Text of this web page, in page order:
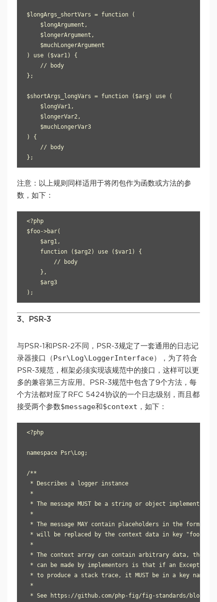
$longArgs_shortVars = function (
    $longArgument,
    $longerArgument,
    $muchLongerArgument
) use ($var1) {
    // body
};
$shortArgs_longVars = function ($arg) use (
    $longVar1,
    $longerVar2,
    $muchLongerVar3
) {
    // body
注意：以上规则同样适用于将闭包作为函数或方法的参
数，如下：
<?php
$foo->bar(
    $arg1,
    function ($arg2) use ($var1) {
        // body
    },
    $arg3
3、PSR-3
与PSR-1和PSR-2不同，PSR-3规定了一套通用的日志记
录器接口（ Psr\Log\LoggerInterface），为了符合
PSR-3规范，框架必须实现该规范中的接口，这样可以更
多的兼容第三方应用。PSR-3规范中包含了9个方法，每
个方法都对应了RFC 5424协议的一个日志级别，而且都
接受两个参数$message和 $context ，如下：
<?php
namespace Psr\Log;
/**
* Describes a logger instance
*
* The message MUST be a string or object implementing
*
* The message MAY contain placeholders in the form:
* will be replaced by the context data in key "foo".
*
* The context array can contain arbitrary data, the
* can be made by implementors is that if an Exception
* to produce a stack trace, it MUST be in a key named
*
* See https://github.com/php-fig/fig-standards/blob/